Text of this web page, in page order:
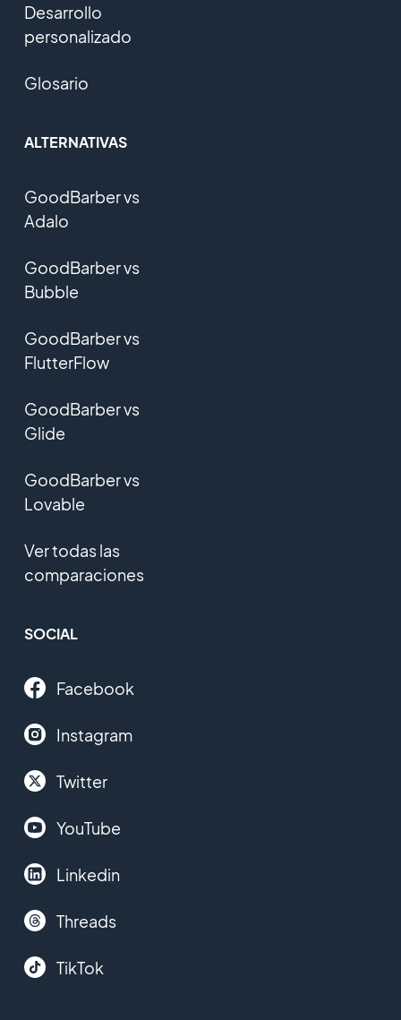
Desarrollo
personalizado
Glosario
ALTERNATIVAS
GoodBarber vs
Adalo
GoodBarber vs
Bubble
GoodBarber vs
FlutterFlow
GoodBarber vs
Glide
GoodBarber vs
Lovable
Ver todas las
comparaciones
SOCIAL
Facebook
Instagram
Twitter
YouTube
Linkedin
Threads
TikTok